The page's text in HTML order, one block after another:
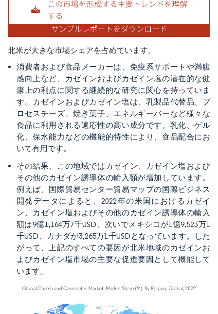
北米が大きな市場シェアを占めています。
消費者および食品メーカーは、免疫系サポートや満腹
感向上など、カゼインおよびカゼイン塩の潜在的な健
康上の利点に関する継続的な研究に関心を持っていま
す。カゼインおよびカゼイン塩は、乳製品代替品、プ
ロセスチーズ、焼き菓子、エネルギーバーなど様々な
食品に利用される適応性の高い成分です。乳化、ゲル
化、保水能力などの機能的特性により、食品配合にお
いて有用です。
その結果、この地域ではカゼイン、カゼイン塩および
その他のカゼイン誘導体の輸入額が増加しています。
例えば、国際貿易センター貿易マップの国際ビジネス
開発データによると、2022年の米国におけるカゼイ
ン、カゼイン塩およびその他のカゼイン誘導体の輸入
額は9億1,164万7千USD、次いでメキシコが1億9,523万1
千USD、カナダが3,265万1千USDとなっています。した
がって、上記のすべての要因が北米地域のカゼインお
よびカゼイン塩市場の主要な促進要因として機能して
います。